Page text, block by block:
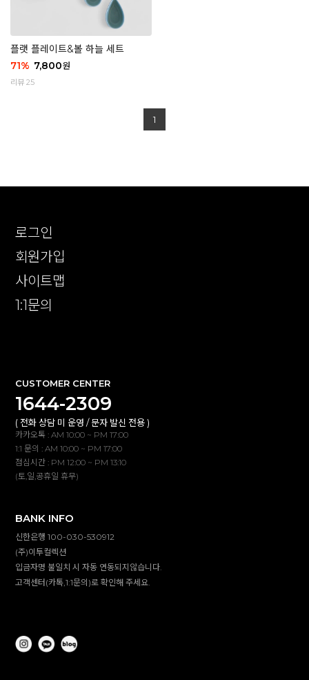
플랫 플레이트&볼 하늘 세트
71% 7,800원
리뷰 25
1
로그인
회원가입
사이트맵
1:1문의
CUSTOMER CENTER
1644-2309
( 전화 상담 미 운영 / 문자 발신 전용 )
카카오톡 : AM 10:00 ~ PM 17:00
1:1 문의 : AM 10:00 ~ PM 17:00
점심시간 : PM 12:00 ~ PM 13:10
(토,일,공휴일 휴무)
BANK INFO
신한은행 100-030-530912
(주)이투컬렉션
입금자명 불일치 시 자동 연동되지않습니다.
고객센터(카톡,1:1문의)로 확인해 주세요.